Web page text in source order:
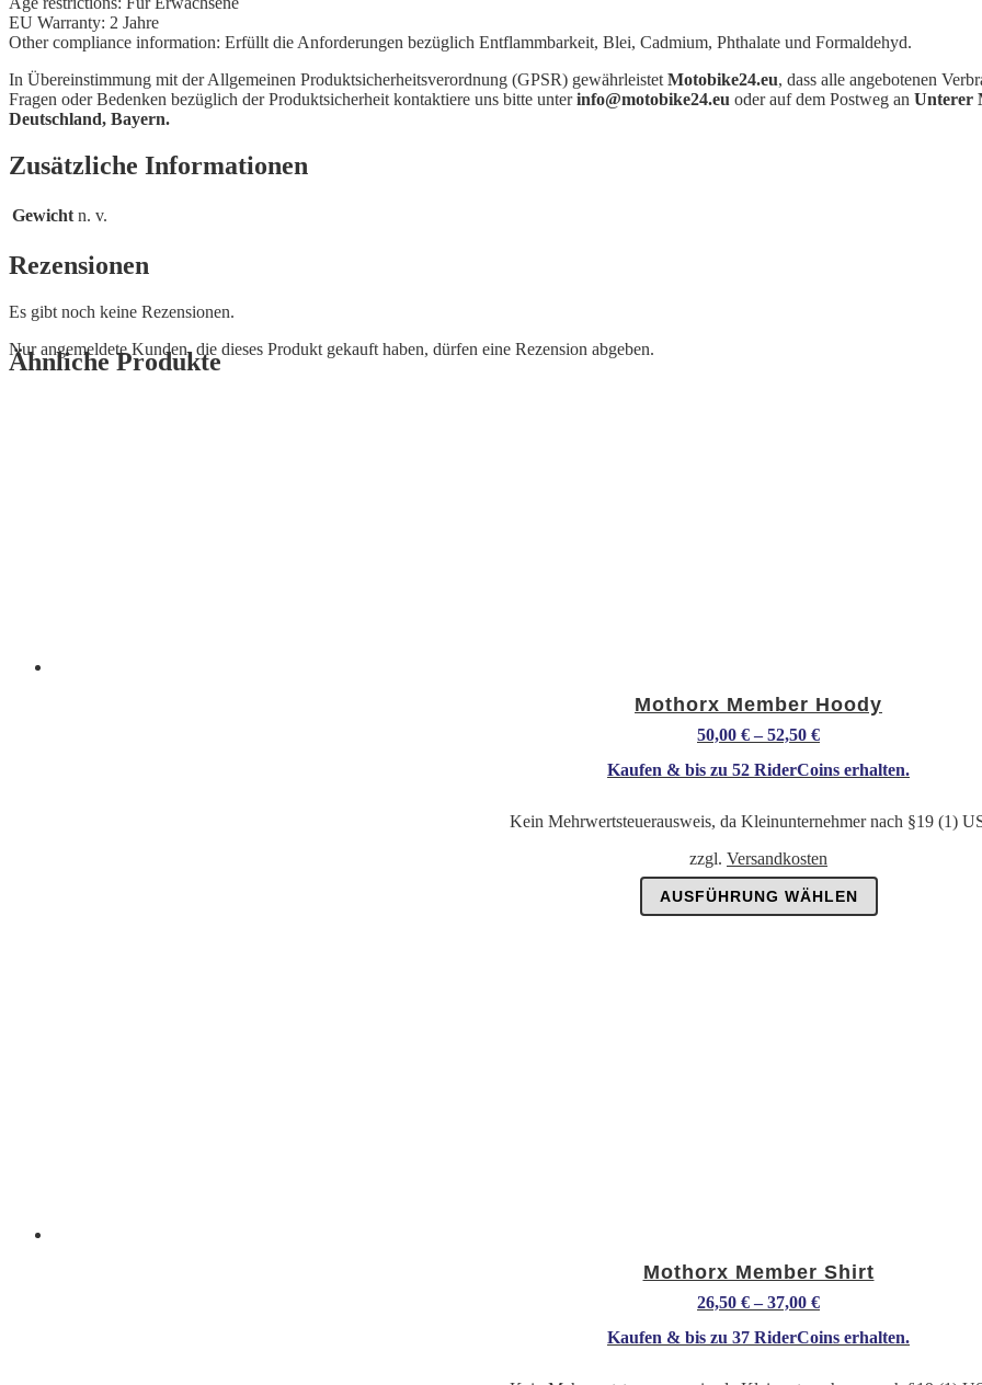
EU Warranty: 2 Jahre
Other compliance information: Erfüllt die Anforderungen bezüglich Entflammbarkeit, Blei, Cadmium, Phthalate und Formaldehyd.
In Übereinstimmung mit der Allgemeinen Produktsicherheitsverordnung (GPSR) gewährleistet Motobike24.eu, dass alle angebotenen
Fragen oder Bedenken bezüglich der Produktsicherheit kontaktiere uns bitte unterinfo@motobike24.eu oder auf dem Postweg an Unterer
Deutschland, Bayern.
Zusätzliche Informationen
Gewicht n. v.
Rezensionen
Es gibt noch keine Rezensionen.
Nur angemeldete Kunden, die dieses Produkt gekauft haben, dürfen eine Rezension abgeben.
Ähnliche Produkte
Mothorx Member Hoody
50,00 €–52,50 €
Kaufen & bis zu 52 RiderCoins erhalten.
Kein Mehrwertsteuerausweis, da Kleinunternehmer nach §19 (1)
zzgl. Versandkosten
AUSFÜHRUNG WÄHLEN
Produkt
Mothorx Member Shirt
26,50 €–37,00 €
Kaufen & bis zu 37 RiderCoins erhalten.